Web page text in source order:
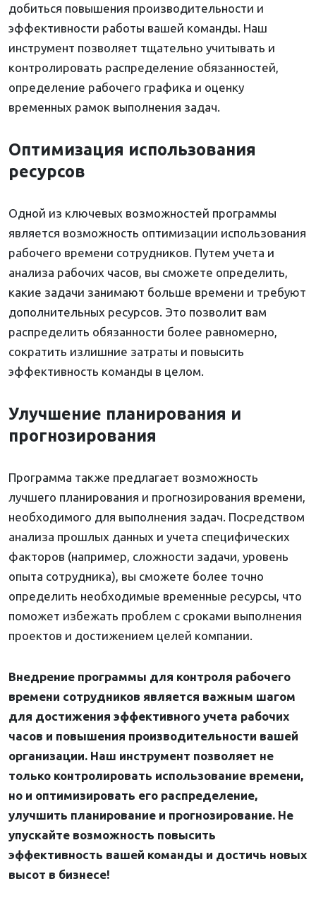
добиться повышения производительности и
эффективности работы вашей команды. Наш
инструмент позволяет тщательно учитывать и
контролировать распределение обязанностей,
определение рабочего графика и оценку
временных рамок выполнения задач.
Оптимизация использования
ресурсов
Одной из ключевых возможностей программы
является возможность оптимизации использования
рабочего времени сотрудников. Путем учета и
анализа рабочих часов, вы сможете определить,
какие задачи занимают больше времени и требуют
дополнительных ресурсов. Это позволит вам
распределить обязанности более равномерно,
сократить излишние затраты и повысить
эффективность команды в целом.
Улучшение планирования и
прогнозирования
Программа также предлагает возможность
лучшего планирования и прогнозирования времени,
необходимого для выполнения задач. Посредством
анализа прошлых данных и учета специфических
факторов (например, сложности задачи, уровень
опыта сотрудника), вы сможете более точно
определить необходимые временные ресурсы, что
поможет избежать проблем с сроками выполнения
проектов и достижением целей компании.
Внедрение программы для контроля рабочего
времени сотрудников является важным шагом
для достижения эффективного учета рабочих
часов и повышения производительности вашей
организации. Наш инструмент позволяет не
только контролировать использование времени,
но и оптимизировать его распределение,
улучшить планирование и прогнозирование. Не
упускайте возможность повысить
эффективность вашей команды и достичь новых
высот в бизнесе!